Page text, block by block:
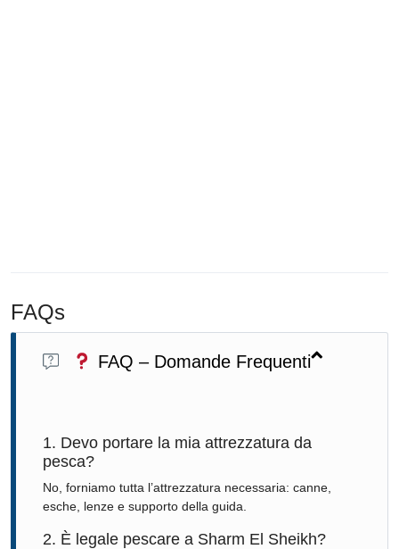
FAQs
FAQ – Domande Frequenti
1. Devo portare la mia attrezzatura da
pesca?
No, forniamo tutta l’attrezzatura necessaria: canne,
esche, lenze e supporto della guida.
2. È legale pescare a Sharm El Sheikh?